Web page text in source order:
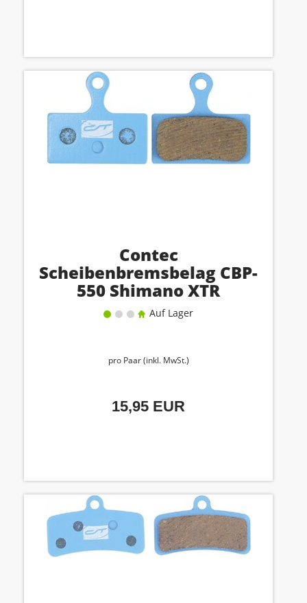
Contec
Scheibenbremsbelag CBP-
550 Shimano XTR
Auf Lager
pro Paar (inkl. MwSt.)
15,95 EUR